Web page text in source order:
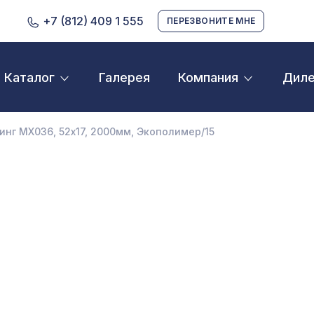
+7 (812) 409 1 555 ПЕРЕЗВОНИТЕ МНЕ
Каталог Галерея Компания
орнамент
панели
балки и брус
MX036, 52х17, 2000мм, Экополимер/15